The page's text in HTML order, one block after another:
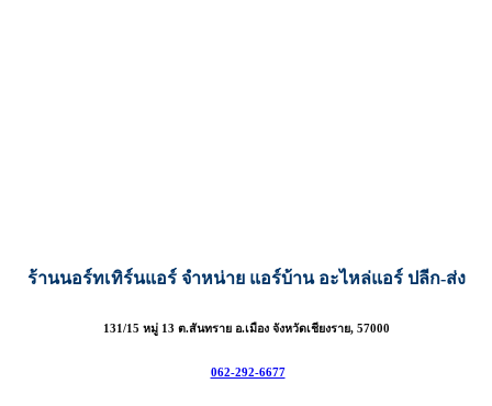
ร้านนอร์ทเทิร์นแอร์ จำหน่าย แอร์บ้าน อะไหล่แอร์ ปลีก-ส่ง
131/15 หมู่ 13 ต.สันทราย อ.เมือง จังหวัดเชียงราย, 57000
062-292-6677